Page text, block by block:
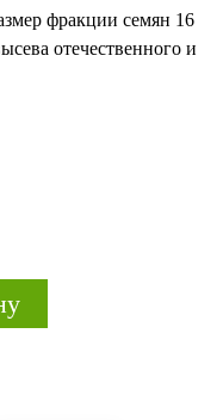
фракции семян 16
отечественного и